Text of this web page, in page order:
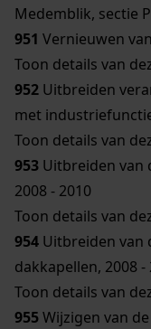
Medemblik, sectie
951 Vernieuwen
Toon details van
952 Uitbreiden
met
Toon details van
953 Uitbreiden van
2008 - 2010
Toon details van
954 Uitbreiden van
dakkapellen, 2008 -
Toon details van
955Wijzigen van